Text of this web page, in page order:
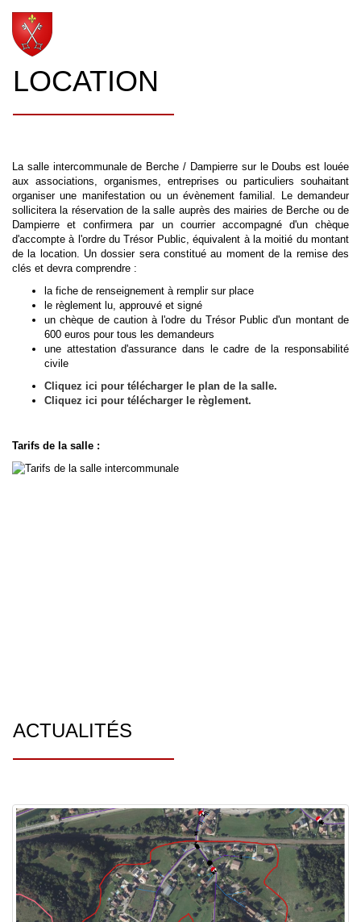
LOCATION
La salle intercommunale de Berche / Dampierre sur le Doubs est louée
aux associations, organismes, entreprises ou particuliers souhaitant
organiser une manifestation ou un évènement familial. Le demandeur
sollicitera la réservation de la salle auprès des mairies de Berche ou de
Dampierre et confirmera par un courrier accompagné d'un chèque
d'accompte à l'ordre du Trésor Public, équivalent à la moitié du montant
de la location. Un dossier sera constitué au moment de la remise des
clés et devra comprendre :
la fiche de renseignement à remplir sur place
le règlement lu, approuvé et signé
un chèque de caution à l'odre du Trésor Public d'un montant de
600 euros pour tous les demandeurs
une attestation d'assurance dans le cadre de la responsabilité
civile
Cliquez ici pour télécharger le plan de la salle.
Cliquez ici pour télécharger le règlement.
Tarifs de la salle :
ACTUALITÉS